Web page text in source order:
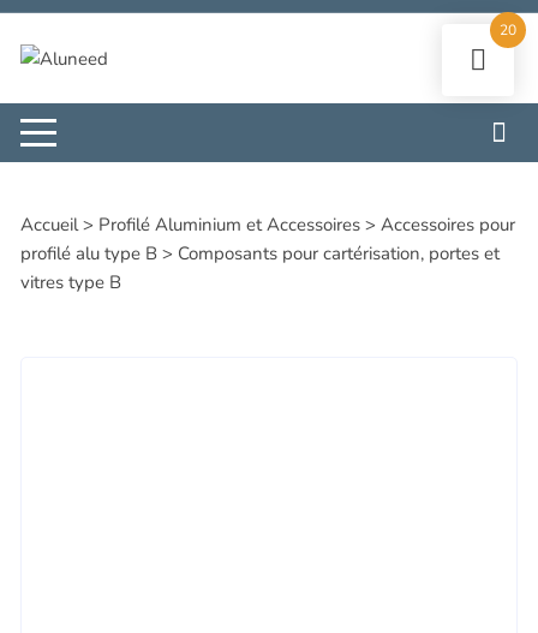
Aller
contenu
Accueil> Profilé Aluminium et Accessoires >Accessoires pour
profilé alu type B > Composants pour cartérisation, portes et
vitres type B
20